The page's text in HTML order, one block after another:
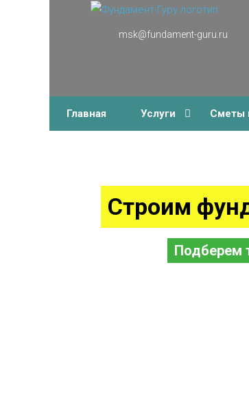
msk@fundament-guru.ru
Главная Услуги Сметы
Строим
Подберем